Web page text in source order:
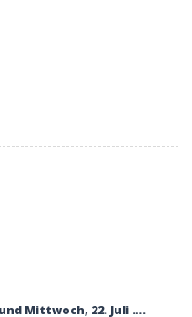
Mittwoch, 22. Juli ….